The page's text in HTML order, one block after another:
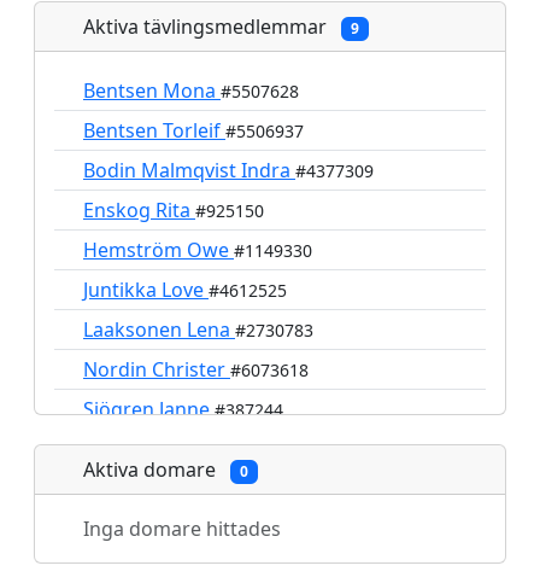
Aktiva tävlingsmedlemmar 9
Bentsen Mona #5507628
Bentsen Torleif #5506937
Bodin Malmqvist Indra #4377309
Enskog Rita #925150
Hemström Owe #1149330
Juntikka Love #4612525
Laaksonen Lena #2730783
Nordin Christer #6073618
Sjögren Janne#387244
Aktiva domare 0
Inga domare hittades